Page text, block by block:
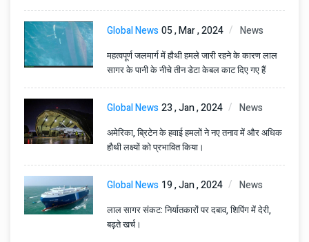
Global News05 , Mar , 2024 News
महत्वपूर्ण जलमार्ग में हौथी हमले जारी रहने के कारण लाल
सागर के पानी के नीचे तीन डेटा केबल काट दिए गए हैं
Global News23 , Jan , 2024 News
अमेरिका, ब्रिटेन के हवाई हमलों ने नए तनाव में और अधिक
हौथी लक्ष्यों को प्रभावित किया।
Global News 19 , Jan , 2024 News
लाल सागर संकट: निर्यातकारों पर दबाव, शिपिंग में देरी,
बढ़ते खर्च।